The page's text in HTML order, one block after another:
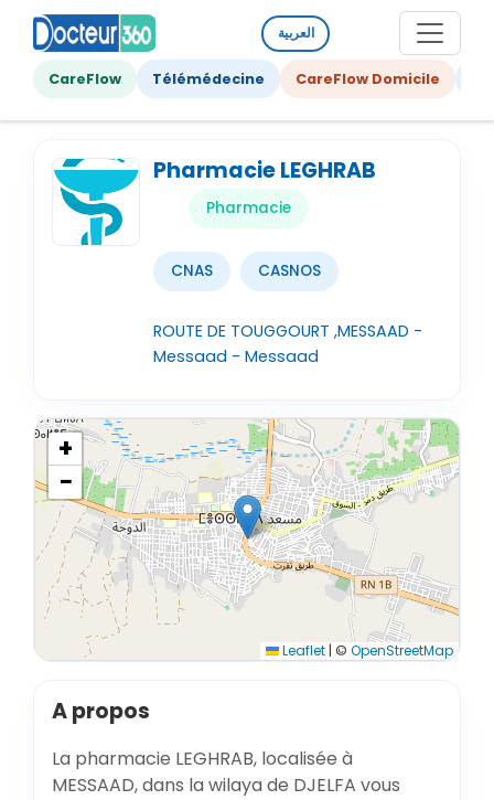
العربية
CareFlow Télémédecine CareFlow Domicile
Pharmacie LEGHRAB
Pharmacie
CNAS CASNOS
ROUTE DE TOUGGOURT ,MESSAAD -
Messaad - Messaad
+
−
Leaflet | © OpenStreetMap
A propos
La pharmacie LEGHRAB, localisée à
MESSAAD, dans la wilaya de DJELFA vous